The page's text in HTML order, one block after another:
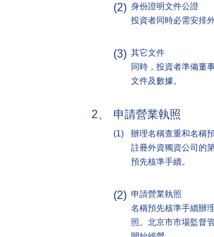
(2) 身份證明文件公證
投資者同時必需安排
(3) 其它文件
同時，投資者準備董
文件及數據。
2、 申請營業執照
(1)
辦理名稱查重和名稱
註冊外資獨資公司的
預先核準手續。
(2) 申請營業執照
名稱預先核準手續辦
照。北京市市場監督